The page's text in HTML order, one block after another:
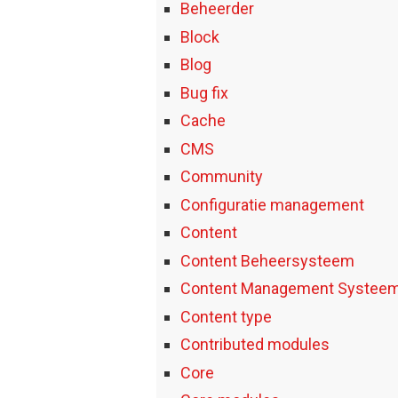
Beheerder
Block
Blog
Bug fix
Cache
CMS
Community
Configuratie management
Content
Content Beheersysteem
Content Management
Content type
Contributed modules
Core